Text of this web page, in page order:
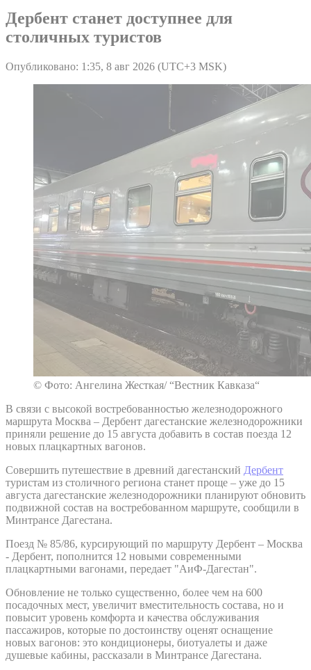
Дербент станет доступнее для
столичных туристов
Опубликовано: 1:35, 8 авг 2026 (UTC+3 MSK)
© Фото: Ангелина Жесткая/ “Вестник Кавказа“
В связи с высокой востребованностью железнодорожного
маршрута Москва – Дербент дагестанские железнодорожники
приняли решение до 15 августа добавить в состав поезда 12
новых плацкартных вагонов.
Совершить путешествие в древний дагестанский Дербент
туристам из столичного региона станет проще – уже до 15
августа дагестанские железнодорожники планируют обновить
подвижной состав на востребованном маршруте, сообщили в
Минтрансе Дагестана.
Поезд № 85/86, курсирующий по маршруту Дербент – Москва
- Дербент, пополнится 12 новыми современными
плацкартными вагонами, передает "АиФ-Дагестан".
Обновление не только существенно, более чем на 600
посадочных мест, увеличит вместительность состава, но и
повысит уровень комфорта и качества обслуживания
пассажиров, которые по достоинству оценят оснащение
новых вагонов: это кондиционеры, биотуалеты и даже
душевые кабины, рассказали в Минтрансе Дагестана.